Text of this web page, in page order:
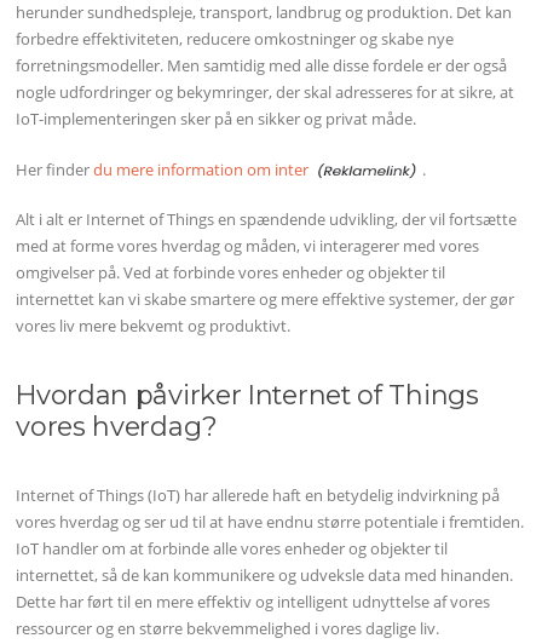
herunder sundhedspleje, transport, landbrug og produktion. Det kan
forbedre effektiviteten, reducere omkostninger og skabe nye
forretningsmodeller. Men samtidig med alle disse fordele er der også
nogle udfordringer og bekymringer, der skal adresseres for at sikre, at
IoT-implementeringen sker på en sikker og privat måde.
Her finderdu mere information om inter .
Alt i alt er Internet of Things en spændende udvikling, der vil fortsætte
med at forme vores hverdag og måden, vi interagerer med vores
omgivelser på. Ved at forbinde vores enheder og objekter til
internettet kan vi skabe smartere og mere effektive systemer, der gør
vores liv mere bekvemt og produktivt.
Hvordan påvirker Internet of Things
vores hverdag?
Internet of Things (IoT) har allerede haft en betydelig indvirkning på
vores hverdag og ser ud til at have endnu større potentiale i fremtiden.
IoT handler om at forbinde alle vores enheder og objekter til
internettet, så de kan kommunikere og udveksle data med hinanden.
Dette har ført til en mere effektiv og intelligent udnyttelse af vores
ressourcer og en større bekvemmelighed i vores daglige liv.